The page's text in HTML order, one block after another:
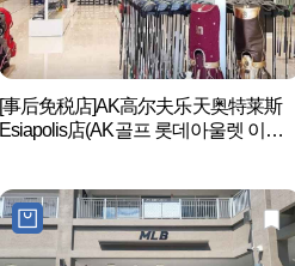
[事后免税店]AK高尔夫乐天奥特莱斯
Esiapolis店(AK골프 롯데아울렛 이시아